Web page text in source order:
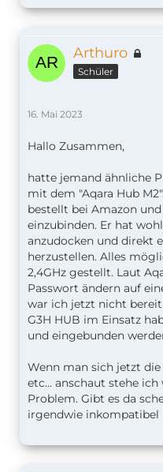
Arthuro
Schüler
16. Mai 2023
Hallo Zusammen,
hatte jemand ähnliche
mit dem "Aqara Hub
bestellt bei Amazon
einzubinden. Er hat
anzudocken und direkt
herzustellen. Alles
2,4GHz gestellt. Laut
Passwort ändern auf
war ich jetzt nicht bereit
G3H HUB im Einsatz
und eingebunden
Wenn man sich jetzt
etc... anschaut stehe
Problem. Gibt es da
irgendwie inkompatibel